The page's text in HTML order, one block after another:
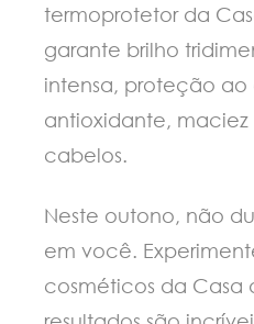
termoprotetor da
garante brilho
intensa, proteção ao
antioxidante,
cabelos.
Neste outono, não
em você.
cosméticos da Casa